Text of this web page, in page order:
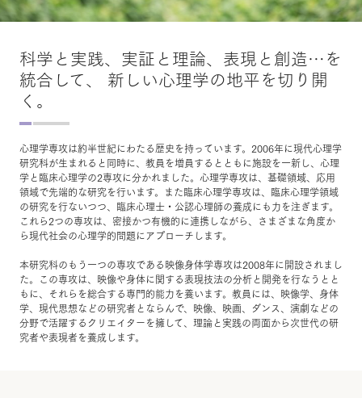
科学と実践、実証と理論、表現と創造…を
統合して、 新しい心理学の地平を切り開
く。
心理学専攻は約半世紀にわたる歴史を持っています。2006年に現代心理学
研究科が生まれると同時に、教員を増員するとともに施設を一新し、心理
学と臨床心理学の2専攻に分かれました。心理学専攻は、基礎領域、応用
領域で先端的な研究を行います。また臨床心理学専攻は、臨床心理学領域
の研究を行ないつつ、臨床心理士・公認心理師の養成にも力を注ぎます。
これら2つの専攻は、密接かつ有機的に連携しながら、さまざまな角度か
ら現代社会の心理学的問題にアプローチします。
本研究科のもう一つの専攻である映像身体学専攻は2008年に開設されまし
た。この専攻は、映像や身体に関する表現技法の分析と開発を行なうとと
もに、それらを総合する専門的能力を養います。教員には、映像学、身体
学、現代思想などの研究者とならんで、映像、映画、ダンス、演劇などの
分野で活躍するクリエイターを擁して、理論と実践の両面から次世代の研
究者や表現者を養成します。